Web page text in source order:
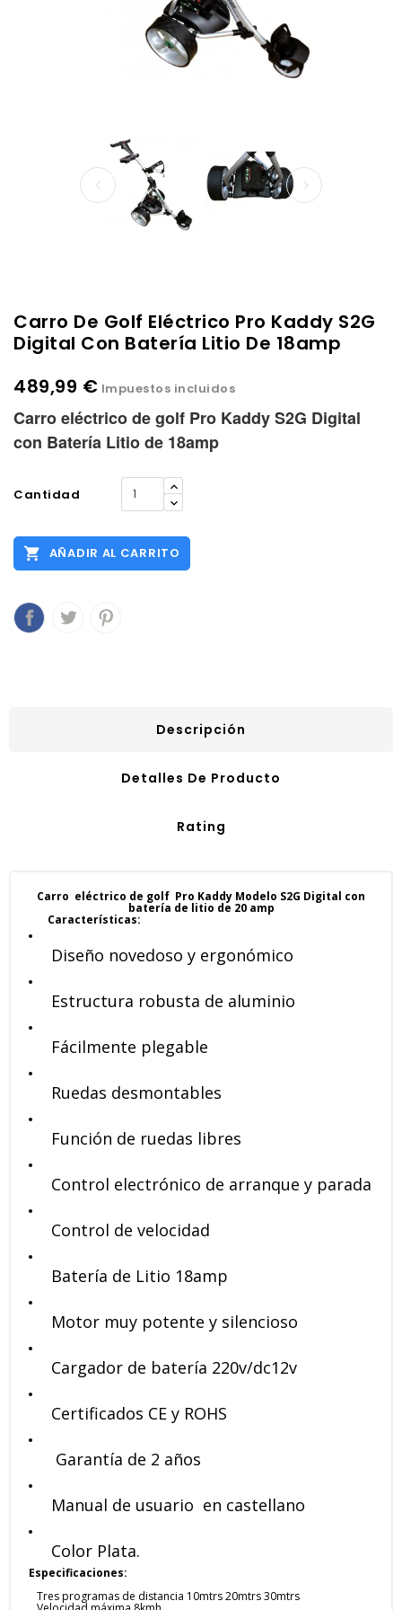
Carro De Golf Eléctrico Pro Kaddy S2G
Digital Con Batería Litio De 18amp
489,99 € Impuestos incluidos
Carro eléctrico de golf Pro Kaddy S2G Digital
con Batería Litio de 18amp
Cantidad
 AÑADIR AL CARRITO
Descripción
Detalles De Producto
Rating
Carro eléctrico de golf Pro Kaddy Modelo S2G Digital con
batería de litio de 20 amp
Características:
Diseño novedoso y ergonómico
Estructura robusta de aluminio
Fácilmente plegable
Ruedas desmontables
Función de ruedas libres
Control electrónico de arranque y parada
Control de velocidad
Batería de Litio 18amp
Motor muy potente y silencioso
Cargador de batería 220v/dc12v
Certificados CE y ROHS
Garantía de 2 años
Manual de usuario en castellano
Color Plata.
Especificaciones:
Tres programas de distancia 10mtrs 20mtrs 30mtrs